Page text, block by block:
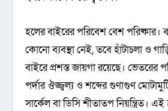
হলের বাইরের পরিবেশ বেশ
কোনো ব্যবস্থা নেই, তবে হাঁটাচলা ও
বাইরে প্রশস্ত জায়গা রয়েছে। ভেতরের
পর্দার ঔজ্জ্বল্য ও শব্দের গুণাগুণ
সার্কেল বা ডিসি শীতাতপ নিয়ন্ত্রিত।